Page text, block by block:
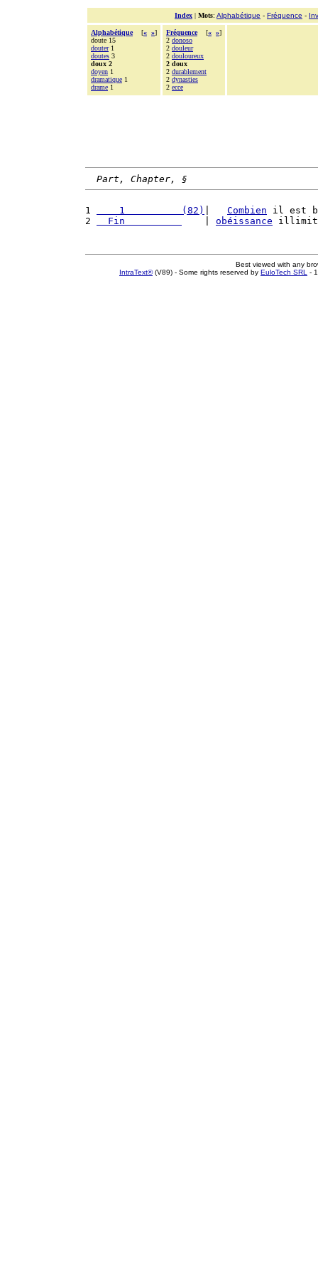
Index | Mots: Alphabétique - Fréquence -
Alphabétique [« »]
doute 15
douter1
doutes 3
doux 2
doyen 1
dramatique 1
drame 1
Fréquence [« »]
2 donoso
2 douleur
2 douloureux
2 doux
2 durablement
2 dynasties
2 ecce
Part, Chapter, §
1
    1          (82)
Combien il est
2
  Fin
obéissance
Best viewed with any
IntraText®(V89) - Some rights reserved by EuloTech SRL -